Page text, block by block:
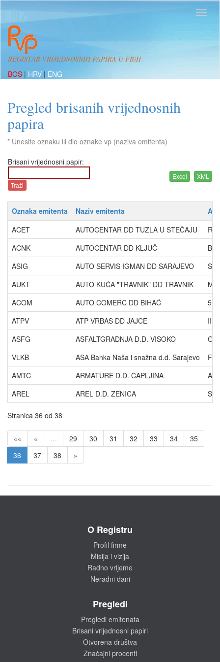
REGISTAR VRIJEDNOSNIH PAPIRA U FBiH
BOS | HRV | ENG
Pregled brisanih vrijednosnih
papira
* Unesite oznaku ili dio oznake vp (naziva emitenta)
Brisani vrijednosni papir:
Oznaka emitenta Naziv emitenta
ACET
AUTOCENTAR DD TUZLA U STEČAJU
ACNK
AUTOCENTAR DD KLJUČ
ASIG
AUTO SERVIS IGMAN DD SARAJEVO
AUKT
AUTO KUĆA "TRAVNIK" DD TRAVNIK
ACOM
AUTO COMERC DD BIHAĆ
5.
ATPV
ATP VRBAS DD JAJCE
III
ASFG
ASFALTGRADNJA D.D. VISOKO
VLKB
ASA Banka Naša i snažna d.d. Sarajevo
AMTC
ARMATURE D.D. ČAPLJINA
AREL
AREL D.D. ZENICA
Stranica 36 od 38
«« « … 29 30 31 32 33 34
35
36
37 38 »
O Registru
Profil firme
Misija i vizija
Radno vrijeme
Neradni dani
Pregledi
Pregledi emitenata
Brisani vrijednosni papiri
Otvorena društva
Značajni procenti